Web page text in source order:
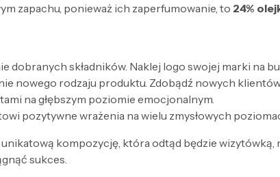
zapachu, ponieważ ich zaperfumowanie, to 24%
składników. Naklej logo swojej marki na
nowego rodzaju produktu. Zdobądź nowych klientów
na głębszym poziomie emocjonalnym.
pozytywne wrażenia na wielu zmysłowych
kompozycję, która odtąd będzie wizytówką,
sukces.